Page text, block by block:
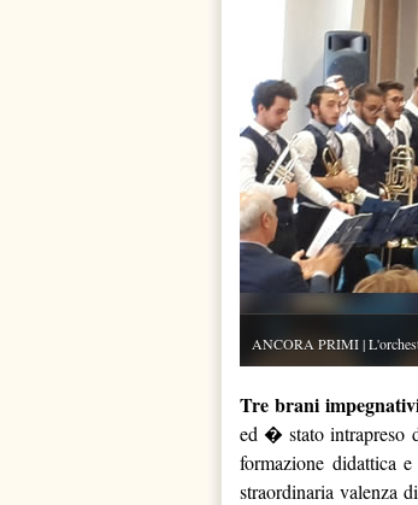
ANCORA PRIMI |
Tre brani
ed � stato intrapreso
formazione didattica
straordinaria valenza